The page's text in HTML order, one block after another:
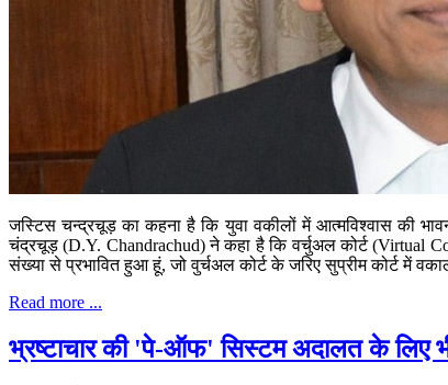
जस्टिस चन्द्रचूड़ का कहना है कि युवा वकीलों में आत्मविश्वास की
चंद्रचूड़ (D.Y. Chandrachud) ने कहा है कि वर्चुअल कोर्ट (Virtual
संख्या से प्रभावित हुआ हूं, जो वुर्चअल कोर्ट के जरिए सुप्रीम कोर्ट में
Read more ...
भ्रष्टाचार की 'पे-ऑफ' सिस्टम अदालत के लिए